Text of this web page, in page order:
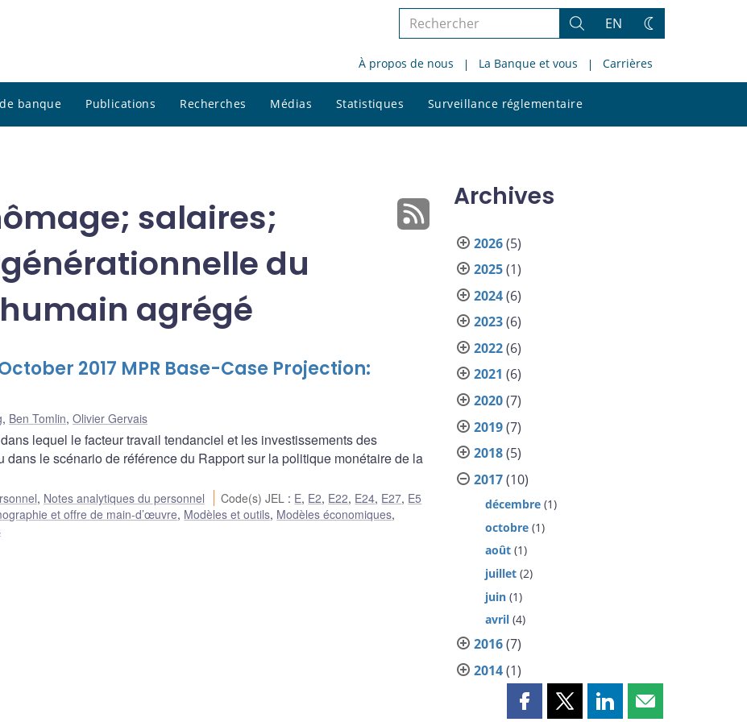
Rechercher
le
site
Rechercher
EN
Changez
thème
À propos de nous La Banque et vous Carrières
banque Publications Recherches Médias Statistiques Surveillance réglementaire
le
salaires;
du
agrégé
2017 MPR Base-Case Projection:
, Ben Tomlin, Olivier Gervais
lequel le facteur travail tendanciel et les investissements des
le scénario de référence du Rapport sur la politique monétaire de la
, Notes analytiques du personnel Code(s) JEL : E, E2, E22, E24, E27, E5
et offre de main-d’œuvre, Modèles et outils, Modèles économiques,
Archives
2026(5)
2025(1)
2024(6)
2023(6)
2022(6)
2021 (6)
2020(7)
2019(7)
2018(5)
2017(10)
décembre (1)
octobre (1)
août (1)
juillet (2)
juin (1)
avril (4)
2016(7)
2014(1)
PartagerPartagerPartagerPartager